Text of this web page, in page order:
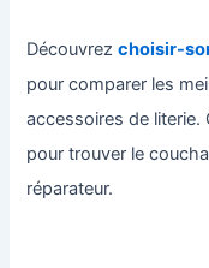
Découvrezchoisir-
pour comparer les
accessoires de literie.
pour trouver le
réparateur.